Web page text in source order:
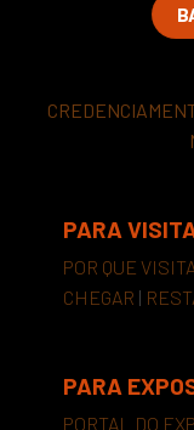
PARA
POR QUE
CHEGAR |
PARA
PORTAL DO